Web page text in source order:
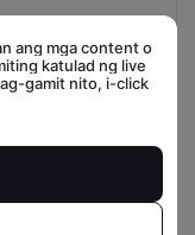
21:00 - 20:58
Change (%)
ang mga content o
katulad ng live
gamit nito, i-click